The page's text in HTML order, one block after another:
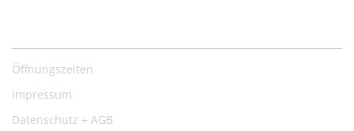
Öffnungszeiten
Impressum
Datenschutz + AGB